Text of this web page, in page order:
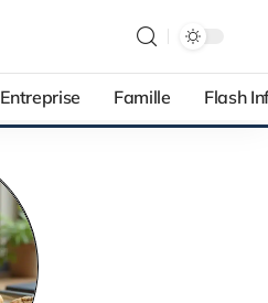
Entreprise Famille Flash